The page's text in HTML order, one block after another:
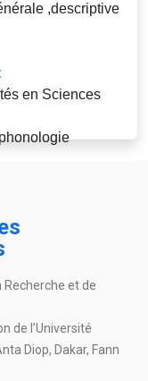
,descriptive
en Sciences
Recherche et de
de l’Université
Diop, Dakar, Fann